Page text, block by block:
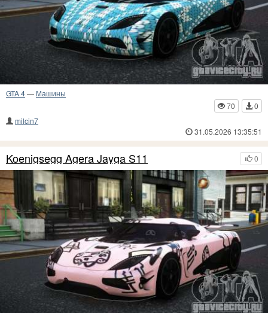
GTA 4— Машины
70
0
milcin7
31.05.2026 13:35:51
0
Koenigsegg Agera Jayga S11